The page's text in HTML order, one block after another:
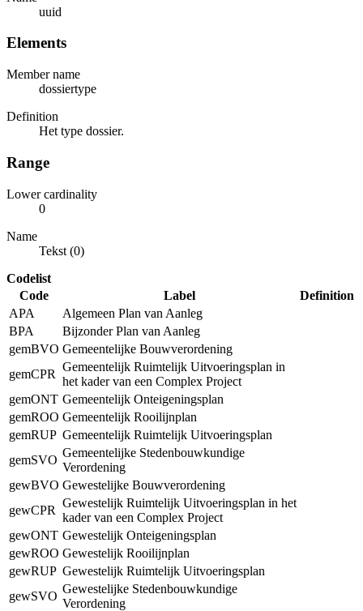
uuid
Elements
Member name
dossiertype
Definition
Het type dossier.
Range
Lower cardinality
0
Name
Tekst (0)
Codelist
Code
Label
Definition
APA
Algemeen Plan van Aanleg
BPA
Bijzonder Plan van Aanleg
gemBVO Gemeentelijke Bouwverordening
gemCPR
Gemeentelijk Ruimtelijk Uitvoeringsplan in
het kader van een Complex Project
gemONT Gemeentelijk Onteigeningsplan
gemROO Gemeentelijk Rooilijnplan
gemRUP Gemeentelijk Ruimtelijk Uitvoeringsplan
gemSVO
Gemeentelijke Stedenbouwkundige
Verordening
gewBVO Gewestelijke Bouwverordening
gewCPR
Gewestelijk Ruimtelijk Uitvoeringsplan in het
kader van een Complex Project
gewONT Gewestelijk Onteigeningsplan
gewROO Gewestelijk Rooilijnplan
gewRUP Gewestelijk Ruimtelijk Uitvoeringsplan
gewSVO
Gewestelijke Stedenbouwkundige
Verordening